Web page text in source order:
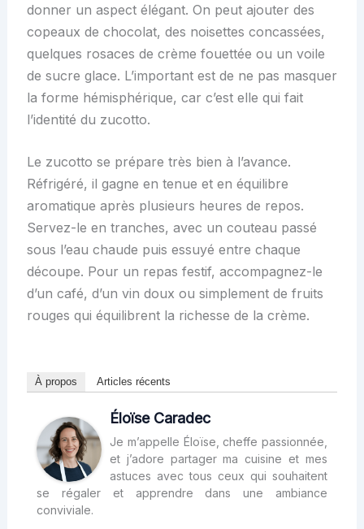
donner un aspect élégant. On peut ajouter des
copeaux de chocolat, des noisettes concassées,
quelques rosaces de crème fouettée ou un voile
de sucre glace. L’important est de ne pas masquer
la forme hémisphérique, car c’est elle qui fait
l’identité du zucotto.
Le zucotto se prépare très bien à l’avance.
Réfrigéré, il gagne en tenue et en équilibre
aromatique après plusieurs heures de repos.
Servez-le en tranches, avec un couteau passé
sous l’eau chaude puis essuyé entre chaque
découpe. Pour un repas festif, accompagnez-le
d’un café, d’un vin doux ou simplement de fruits
rouges qui équilibrent la richesse de la crème.
À propos Articles récents
Éloïse Caradec
Je m’appelle Éloïse, cheffe passionnée,
et j’adore partager ma cuisine et mes
astuces avec tous ceux qui souhaitent
se régaler et apprendre dans une ambiance
conviviale.